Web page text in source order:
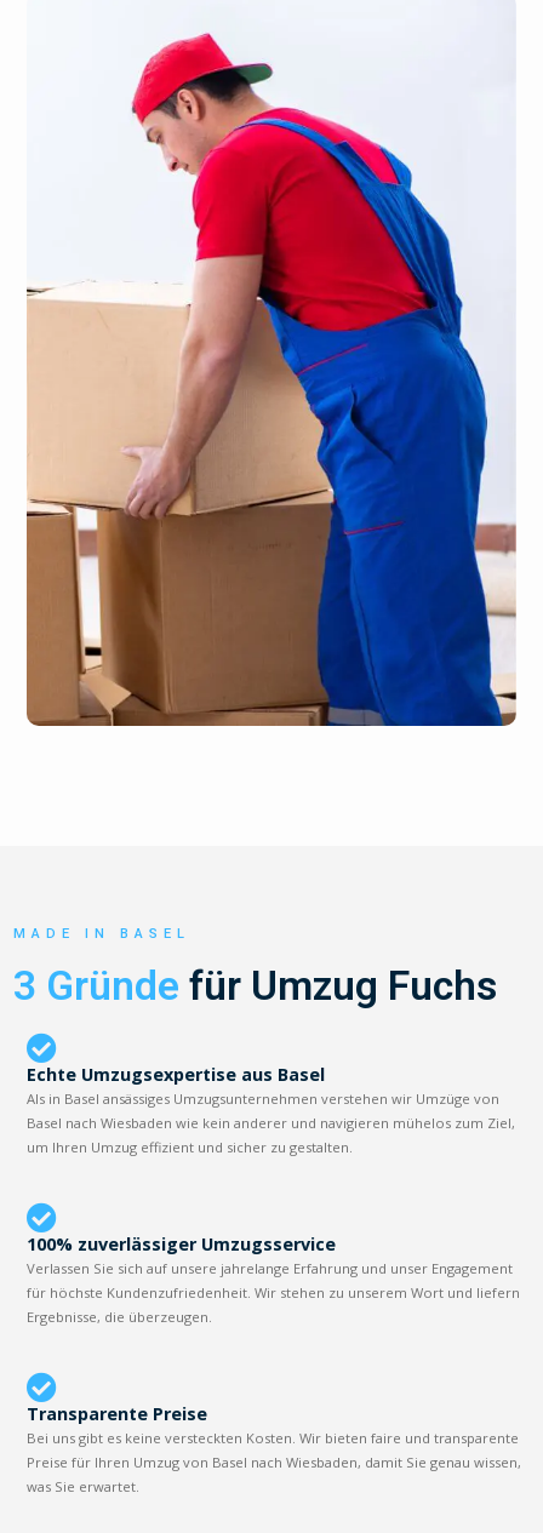
MADE IN BASEL
3 Gründe für Umzug Fuchs
Echte Umzugsexpertise aus Basel
Als in Basel ansässiges Umzugsunternehmen verstehen wir Umzüge von
Basel nach Wiesbaden wie kein anderer und navigieren mühelos zum Ziel,
um Ihren Umzug effizient und sicher zu gestalten.
100% zuverlässiger Umzugsservice
Verlassen Sie sich auf unsere jahrelange Erfahrung und unser Engagement
für höchste Kundenzufriedenheit. Wir stehen zu unserem Wort und liefern
Ergebnisse, die überzeugen.
Transparente Preise
Bei uns gibt es keine versteckten Kosten. Wir bieten faire und transparente
Preise für Ihren Umzug von Basel nach Wiesbaden, damit Sie genau wissen,
was Sie erwartet.